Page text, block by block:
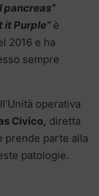
pancreas”
it Purple” è
2016 e ha
sempre
operativa
Civico, diretta
prende parte alla
patologie.